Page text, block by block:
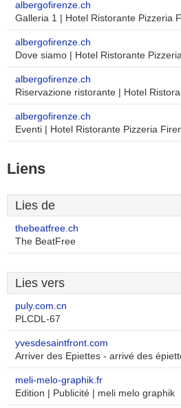
albergofirenze.ch
Galleria 1 | Hotel Ristorante Pizzeria
albergofirenze.ch
Dove siamo | Hotel Ristorante
albergofirenze.ch
Riservazione ristorante | Hotel
albergofirenze.ch
Eventi | Hotel Ristorante Pizzeria
Liens
Lies de
thebeatfree.ch
The BeatFree
Lies vers
puly.com.cn
PLCDL-67
yvesdesaintfront.com
Arriver des Epiettes - arrivé des
meli-melo-graphik.fr
Edition | Publicité | meli melo graphik